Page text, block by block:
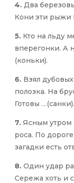
4. Два
Кони эти рыжи
5. Кто на льду
вперегонки. А
(коньки).
6. Взял
полозка. На
Готовы …(санки).
7. Ясным утром
роса. По
загадки есть
8. Один удар
Сережа хоть и